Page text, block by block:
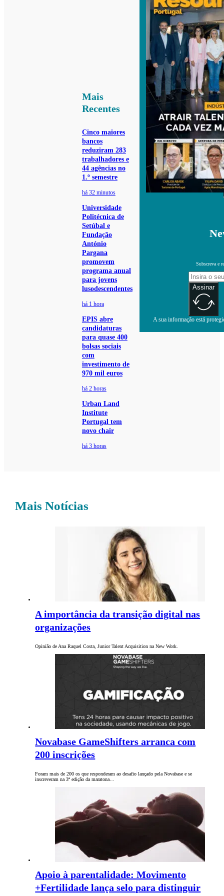
Mais
Recentes
Cinco maiores
bancos
reduziram 283
trabalhadores e
44 agências no
1.º semestre
há 32 minutos
Universidade
Politécnica de
Setúbal e
Fundação
António
Pargana
promovem
programa anual
para jovens
lusodescendentes
há 1 hora
EPIS abre
candidaturas
para quase 400
bolsas sociais
com
investimento de
970 mil euros
há 2 horas
Urban Land
Institute
Portugal tem
novo chair
há 3 horas
Subscreva e
Assinar
A sua informação está
Mais Notícias
A importância da transição digital nas
organizações
Opinião de Ana Raquel Costa, Junior Talent Acquisition na New Work.
Novabase GameShifters arranca com
200 inscrições
Foram mais de 200 os que responderam ao desafio lançado pela Novabase e se
inscreveram na 3ª edição da maratona…
Apoio à parentalidade: Movimento
+Fertilidade lança selo para distinguir